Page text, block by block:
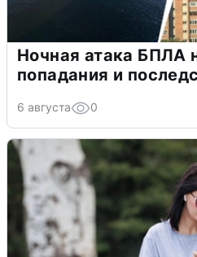
Ночная атака БПЛА
попадания и
6 августа 0